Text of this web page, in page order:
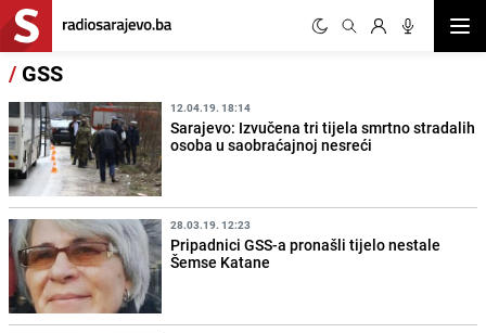
/ GSS
12.04.19. 18:14
Sarajevo: Izvučena tri tijela smrtno stradalih
osoba u saobraćajnoj nesreći
28.03.19. 12:23
Pripadnici GSS-a pronašli tijelo nestale
Šemse Katane